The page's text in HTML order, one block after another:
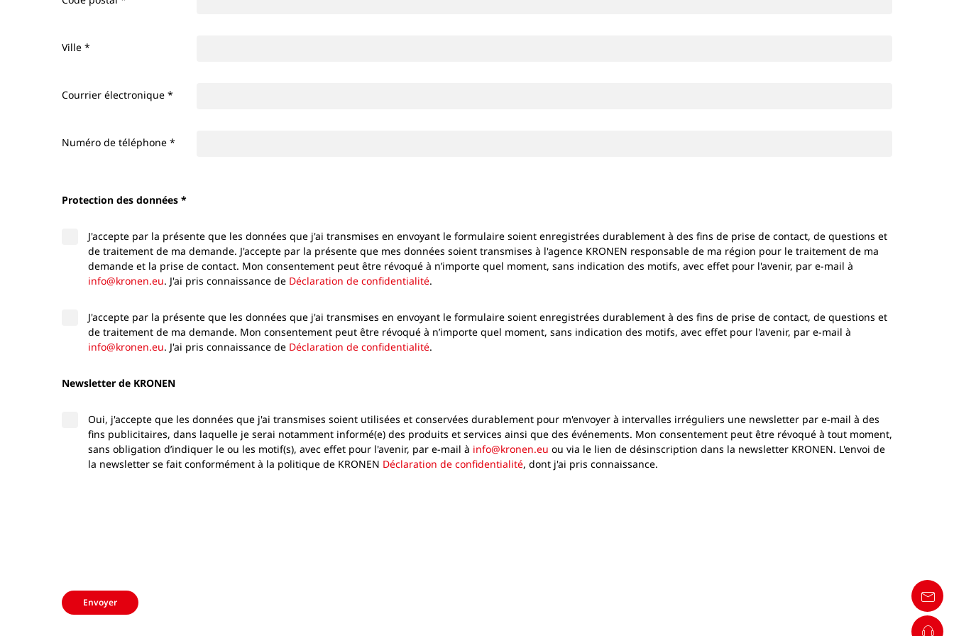
Ville *
Courrier électronique *
Numéro de téléphone *
Protection des données *
J'accepte par la présente que les données que j'ai transmises en envoyant le formulaire soient enregistrées durablement à des fins de prise de contact, de questions et
de traitement de ma demande. J'accepte par la présente que mes données soient transmises à l'agence KRONEN responsable de ma région pour le traitement de ma
demande et la prise de contact. Mon consentement peut être révoqué à n’importe quel moment, sans indication des motifs, avec effet pour l'avenir, par e-mail à
info@kronen.eu. J'ai pris connaissance de Déclaration de confidentialité.
J'accepte par la présente que les données que j'ai transmises en envoyant le formulaire soient enregistrées durablement à des fins de prise de contact, de questions et
de traitement de ma demande. Mon consentement peut être révoqué à n’importe quel moment, sans indication des motifs, avec effet pour l'avenir, par e-mail à
info@kronen.eu. J'ai pris connaissance de Déclaration de confidentialité.
Newsletter de KRONEN
Oui, j'accepte que les données que j'ai transmises soient utilisées et conservées durablement pour m'envoyer à intervalles irréguliers une newsletter par e-mail à des
fins publicitaires, dans laquelle je serai notamment informé(e) des produits et services ainsi que des événements. Mon consentement peut être révoqué à tout moment,
sans obligation d’indiquer le ou les motif(s), avec effet pour l'avenir, par e-mail à info@kronen.eu ou via le lien de désinscription dans la newsletter KRONEN. L'envoi de
la newsletter se fait conformément à la politique de KRONEN Déclaration de confidentialité, dont j'ai pris connaissance.
Envoyer